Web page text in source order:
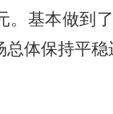
基本做到
总体保持平稳